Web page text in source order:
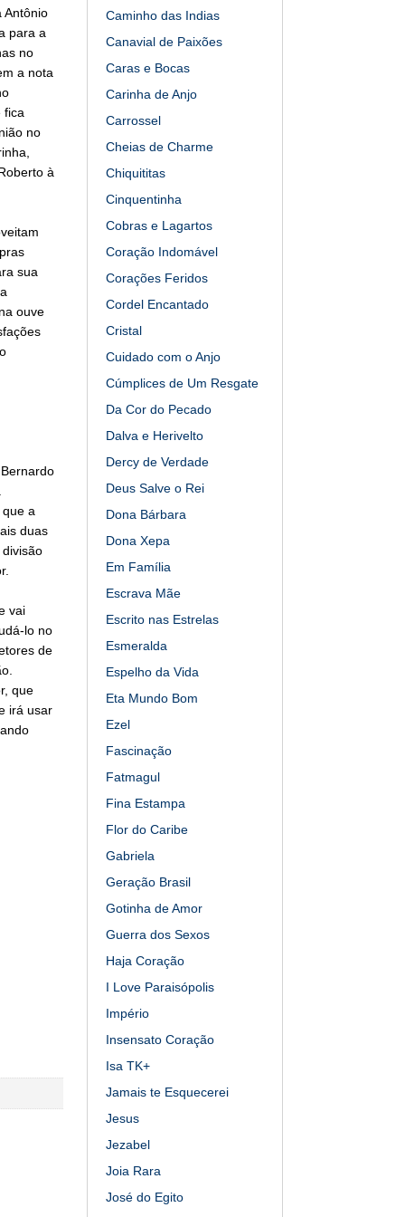
Antônio
para a
no
a nota
fica
no
à
sua
ouve
a
duas
vai
lo no
de
que
irá usar
Caminho das Indias
Canavial de Paixões
Caras e Bocas
Carinha de Anjo
Carrossel
Cheias de Charme
Chiquititas
Cinquentinha
Cobras e Lagartos
Coração Indomável
Corações Feridos
Cordel Encantado
Cristal
Cuidado com o Anjo
Cúmplices de Um Resgate
Da Cor do Pecado
Dalva e Herivelto
Dercy de Verdade
Deus Salve o Rei
Dona Bárbara
Dona Xepa
Em Família
Escrava Mãe
Escrito nas Estrelas
Esmeralda
Espelho da Vida
Eta Mundo Bom
Ezel
Fascinação
Fatmagul
Fina Estampa
Flor do Caribe
Gabriela
Geração Brasil
Gotinha de Amor
Guerra dos Sexos
Haja Coração
I Love Paraisópolis
Império
Insensato Coração
Isa TK+
Jamais te Esquecerei
Jesus
Jezabel
Joia Rara
José do Egito